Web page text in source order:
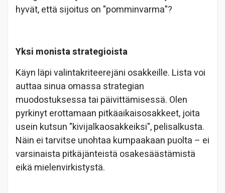
hyvät, että sijoitus on "pomminvarma"?
Yksi monista strategioista
Käyn läpi valintakriteerejäni osakkeille. Lista voi
auttaa sinua omassa strategian
muodostuksessa tai päivittämisessä. Olen
pyrkinyt erottamaan pitkäaikaisosakkeet, joita
usein kutsun "kivijalkaosakkeiksi", pelisalkusta.
Näin ei tarvitse unohtaa kumpaakaan puolta – ei
varsinaista pitkäjänteistä osakesäästämistä
eikä mielenvirkistystä.